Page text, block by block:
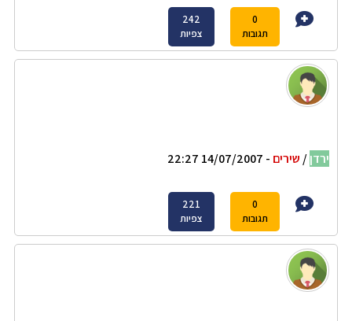
0
תגובות
242
צפיות
ירדן/ שירים - 14/07/2007 22:27
0
תגובות
221
צפיות